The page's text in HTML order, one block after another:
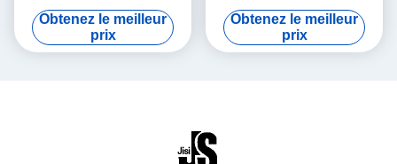
promotionnel froid de
catégorie comestible de
changement de phase de
Obtenez le meilleur
prix
rouges de forme de mini
pour la médecine
Obtenez le meilleur
prix